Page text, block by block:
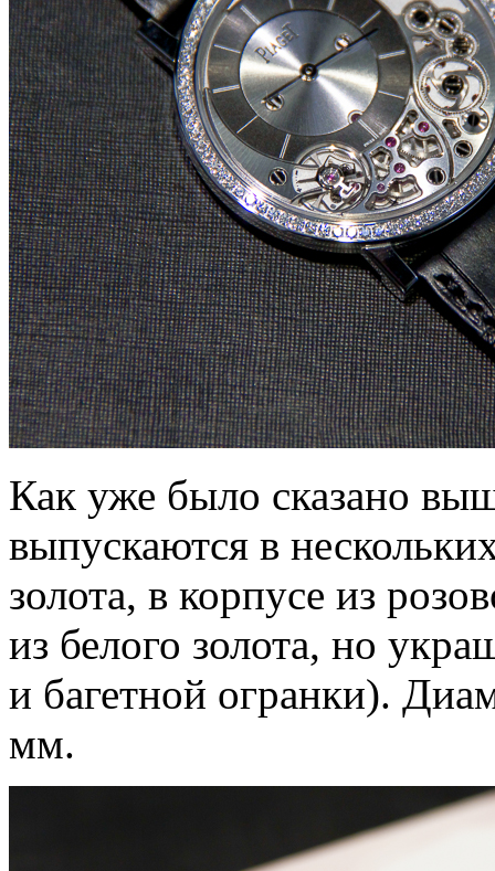
Как уже было сказано
выпускаются в
золота, в корпусе из
из белого золота, но
и багетной огранки).
мм.